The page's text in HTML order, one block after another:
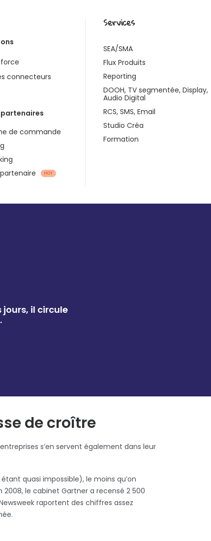
connecteurs
de commande
HOT
Services
SEA/SMA
Flux Produits
Reporting
DOOH, TV segmentée, Display,
Audio Digital
RCS, SMS, Email
Studio Créa
Formation
jours, il circule
de croître
s’en servent également dans leur
quasi impossible), le moins qu’on
2008, le cabinet Gartner a recensé 2 500
raportent des chiffres assez